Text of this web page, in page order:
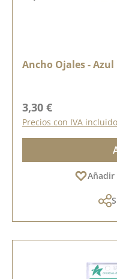
Ancho Ojales -
Precio normal:
3,30 €
Precios con IVA
Añadir